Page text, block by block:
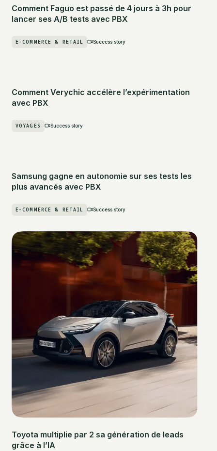
Comment Faguo est passé de 4 jours à 3h pour
lancer ses A/B tests avec PBX
E-COMMERCE & RETAIL Success story
Comment Verychic accélère l’expérimentation
avec PBX
VOYAGES Success story
Samsung gagne en autonomie sur ses tests les
plus avancés avec PBX
E-COMMERCE & RETAIL Success story
Toyota multiplie par 2 sa génération de leads
grâce à l’IA